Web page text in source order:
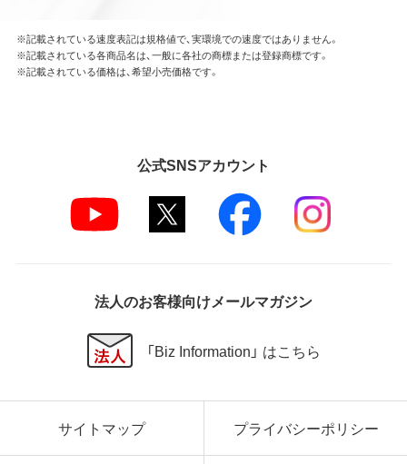
※記載されている速度表記は規格値で、実環境での速度ではありません。
※記載されている各商品名は、一般に各社の商標または登録商標です。
※記載されている価格は、希望小売価格です。
公式SNSアカウント
法人のお客様向けメールマガジン
「Biz Information」 はこちら
サイトマップ プライバシーポリシー